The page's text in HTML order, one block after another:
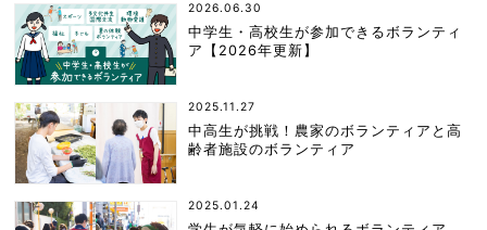
2026.06.30
中学生・高校生が参加できるボランティ
ア【2026年更新】
2025.11.27
中高生が挑戦！農家のボランティアと高
齢者施設のボランティア
2025.01.24